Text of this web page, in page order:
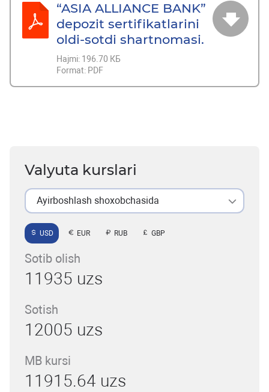
“ASIA ALLIANCE BANK”
depozit sertifikatlarini
oldi-sotdi shartnomasi.
Hajmi: 196.70 КБ
Format: PDF
Valyuta kurslari
Ayirboshlash shoxobchasida
USD EUR RUB GBP
Sotib olish
11935 uzs
Sotish
12005 uzs
MB kursi
11915.64 uzs